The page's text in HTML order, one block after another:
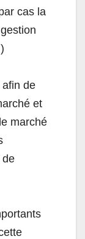
cas la
de
et
marché
de